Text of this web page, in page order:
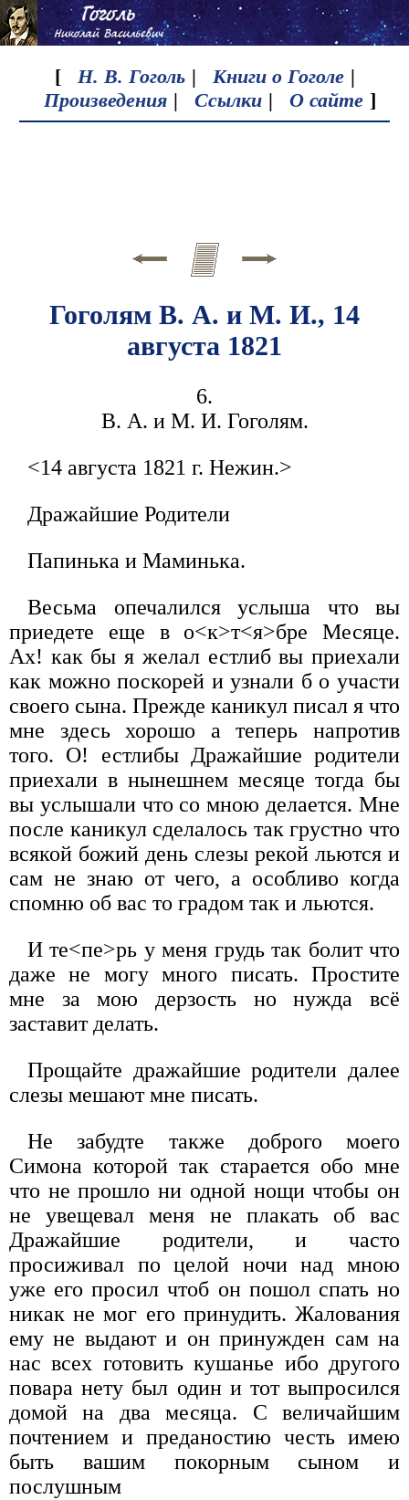
[ Н. В. Гоголь | Книги о Гоголе |
Произведения | Ссылки | О сайте ]
Гоголям В. А. и М. И., 14
августа 1821
6.
В. А. и М. И. Гоголям.
<14 августа 1821 г. Нежин.>
Дражайшие Родители
Папинька и Маминька.
Весьма опечалился услыша что вы
приедете еще в о<к>т<я>бре Месяце.
Ах! как бы я желал естлиб вы приехали
как можно поскорей и узнали б о участи
своего сына. Прежде каникул писал я что
мне здесь хорошо а теперь напротив
того. О! естлибы Дражайшие родители
приехали в нынешнем месяце тогда бы
вы услышали что со мною делается. Мне
после каникул сделалось так грустно что
всякой божий день слезы рекой льются и
сам не знаю от чего, а особливо когда
спомню об вас то градом так и льются.
И те<пе>рь у меня грудь так болит что
даже не могу много писать. Простите
мне за мою дерзость но нужда всё
заставит делать.
Прощайте дражайшие родители далее
слезы мешают мне писать.
Не забудте также доброго моего
Симона которой так старается обо мне
что не прошло ни одной нощи чтобы он
не увещевал меня не плакать об вас
Дражайшие родители, и часто
просиживал по целой ночи над мною
уже его просил чтоб он пошол спать но
никак не мог его принудить. Жалования
ему не выдают и он принужден сам на
нас всех готовить кушанье ибо другого
повара нету был один и тот выпросился
домой на два месяца. С величайшим
почтением и преданостию честь имею
быть вашим покорным сыном и
послушным